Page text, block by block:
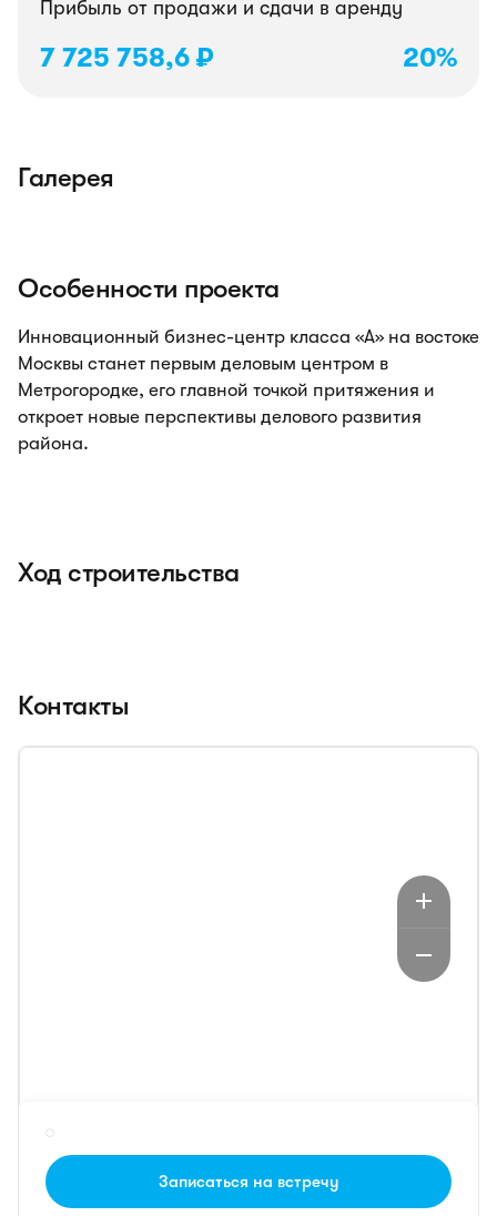
Прибыль от продажи и сдачи в аренду
7 725 758,6 ₽ 20%
Галерея
Особенности проекта
Инновационный бизнес-центр класса «А» на востоке
Москвы станет первым деловым центром в
Метрогородке, его главной точкой притяжения и
откроет новые перспективы делового развития
района.
Ход строительства
Контакты
Записаться на встречу